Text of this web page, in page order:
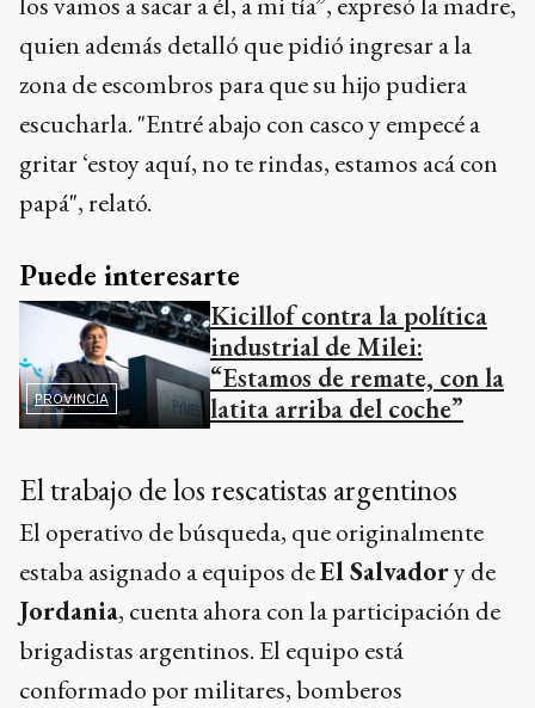
quien además detalló que pidió ingresar a la
zona de escombros para que su hijo pudiera
escucharla. "Entré abajo con casco y empecé a
gritar ‘estoy aquí, no te rindas, estamos acá con
papá", relató.
Puede interesarte
PROVINCIA
Kicillof contra la política
industrial de Milei:
“Estamos de remate, con la
latita arriba del coche”
El trabajo de los rescatistas argentinos
El operativo de búsqueda, que originalmente
estaba asignado a equipos deEl Salvadory de
Jordania, cuenta ahora con la participación de
brigadistas argentinos. El equipo está
conformado por militares, bomberos